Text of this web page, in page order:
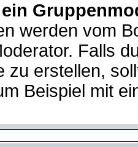
werden vom
Falls
zu erstellen,
Beispiel mit